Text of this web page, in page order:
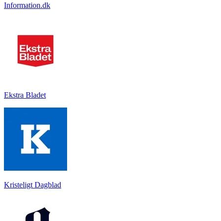
Information.dk
Ekstra Bladet
Kristeligt Dagblad